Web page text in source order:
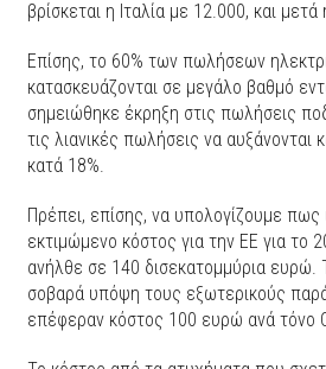
βρίσκεται η Ιταλία με 12.000, και
Επίσης, το 60% των πωλήσεων
κατασκευάζονται σε μεγάλο βαθμό
σημειώθηκε έκρηξη στις πωλήσεις
τις λιανικές πωλήσεις να αυξάνονται
κατά 18%.
Πρέπει, επίσης, να υπολογίζουμε
εκτιμώμενο κόστος για την ΕΕ για
ανήλθε σε 140 δισεκατομμύρια
σοβαρά υπόψη τους εξωτερικούς
επέφεραν κόστος 100 ευρώ ανά τόνο